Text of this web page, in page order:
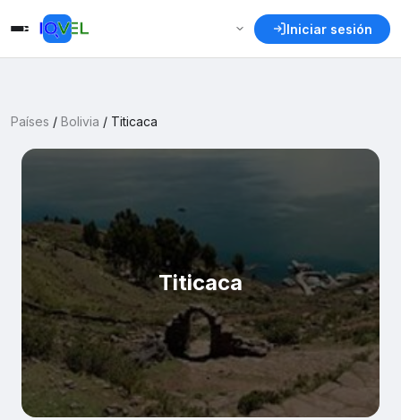
Iniciar sesión
Países / Bolivia / Titicaca
Titicaca